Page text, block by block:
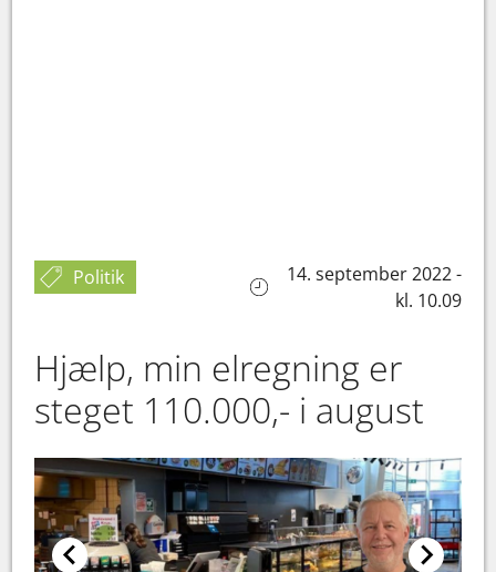
Politik
14. september 2022 -
kl. 10.09
Hjælp, min elregning er
steget 110.000,- i august